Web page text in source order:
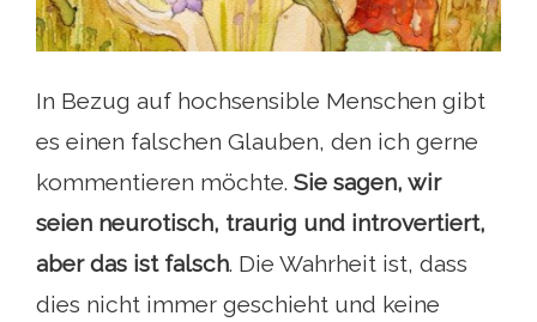
In Bezug auf hochsensible Menschen gibt
es einen falschen Glauben, den ich gerne
kommentieren möchte. Sie sagen, wir
seien neurotisch, traurig und introvertiert,
aber das ist falsch. Die Wahrheit ist, dass
dies nicht immer geschieht und keine